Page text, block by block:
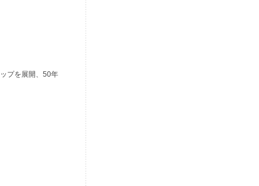
プを展開、50年